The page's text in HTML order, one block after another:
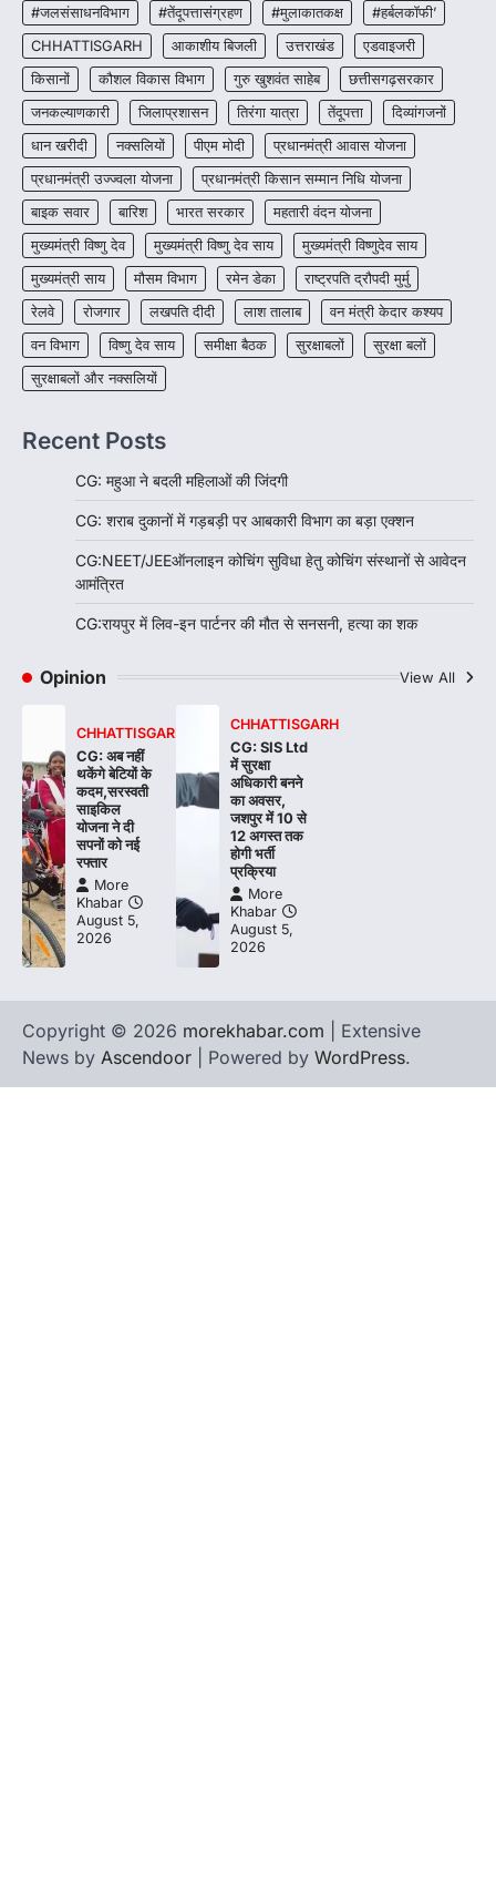
3
CG:NEET/JEEऑनलाइन कोचिंग सुविधा हेतु
कोचिंग संस्थानों से आवेदन आमंत्रित
More Khabar August 6, 2026
रायपुर। शैक्षणिक सत्र 2026-27 में सरगुजा जिले के
शासकीय विद्यालयों में कक्षा 11वीं विज्ञान संकाय…
4
CHHATTISGARH
CG:रायपुर में लिव-इन पार्टनर की मौत से
सनसनी, हत्या का शक
More Khabar August 6, 2026
रायपुर। राजधानी रायपुर से एक सनसनीखेज मामला
सामने आया है। मुजगहन थाना क्षेत्र के बोरियाकला…
#जलसंसाधनविभाग #तेंदूपत्तासंग्रहण #मुलाकातकक्ष
#हर्बलकॉफी’
CHHATTISGARH
आकाशीय बिजली उत्तराखंड
एडवाइजरी
किसानों
कौशल विकास विभाग गुरु खुशवंत साहेब
छत्तीसगढ़सरकार
जनकल्याणकारी
जिलाप्रशासन तिरंगा यात्रा तेंदूपत्ता
दिव्यांगजनों
धान खरीदी
नक्सलियों पीएम मोदी
प्रधानमंत्री आवास योजना
प्रधानमंत्री उज्ज्वला योजना
प्रधानमंत्री किसान सम्मान निधि योजना
बाइक सवार
बारिश भारत सरकार
महतारी वंदन योजना
मुख्यमंत्री विष्णु देव
मुख्यमंत्री विष्णु देव साय
मुख्यमंत्री विष्णुदेव साय
मुख्यमंत्री साय
मौसम विभाग रमेन डेका
राष्ट्रपति द्रौपदी मुर्मु
रेलवे
रोजगार लखपति दीदी लाश तालाब
वन मंत्री केदार कश्यप
वन विभाग
विष्णु देव साय समीक्षा बैठक सुरक्षाबलों
सुरक्षा बलों
सुरक्षाबलों और नक्सलियों
Recent Posts
CG: महुआ ने बदली महिलाओं की जिंदगी
CG: शराब दुकानों में गड़बड़ी पर आबकारी विभाग का बड़ा एक्शन
CG:NEET/JEEऑनलाइन कोचिंग सुविधा हेतु कोचिंग संस्थानों से आवेदन
आमंत्रित
CG:रायपुर में लिव-इन पार्टनर की मौत से सनसनी, हत्या का शक
Opinion View All
CHHATTISGARH
CG: अब नहीं
थकेंगे बेटियों के
कदम,सरस्वती
साइकिल
योजना ने दी
सपनों को नई
रफ्तार
More
Khabar
August 5,
2026
CHHATTISGARH
CG: SIS Ltd
में सुरक्षा
अधिकारी बनने
का अवसर,
जशपुर में 10 से
12 अगस्त तक
होगी भर्ती
प्रक्रिया
More
Khabar
August 5,
2026
Copyright © 2026 morekhabar.com | Extensive
News by Ascendoor | Powered by WordPress.